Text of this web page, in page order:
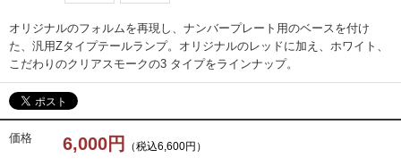
オリジナルのフォルムを再現し、ナンバープレート用のベースを付け
た、汎用Zタイプテールランプ。オリジナルのレッドに加え、ホワイト、
こだわりのクリアスモークの3 タイプをラインナップ。
価格 6,000円 （税込6,600円）